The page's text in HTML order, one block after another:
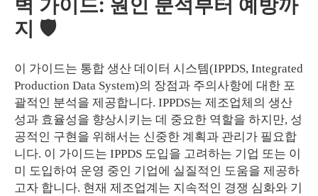
벽 가이드: 원인 분석부터 예방까
지 🛡️
이 가이드는 통합 생산 데이터 시스템(IPPDS, Integrated
Production Data System)의 장점과 주의사항에 대한 포
괄적인 분석을 제공합니다. IPPDS는 제조업체의 생산
성과 효율성을 향상시키는 데 중요한 역할을 하지만, 성
공적인 구현을 위해서는 신중한 계획과 관리가 필요합
니다. 이 가이드는 IPPDS 도입을 고려하는 기업 또는 이
미 도입하여 운영 중인 기업에 실질적인 도움을 제공하
고자 합니다. 현재 제조업계는 지속적인 경쟁 심화와 기